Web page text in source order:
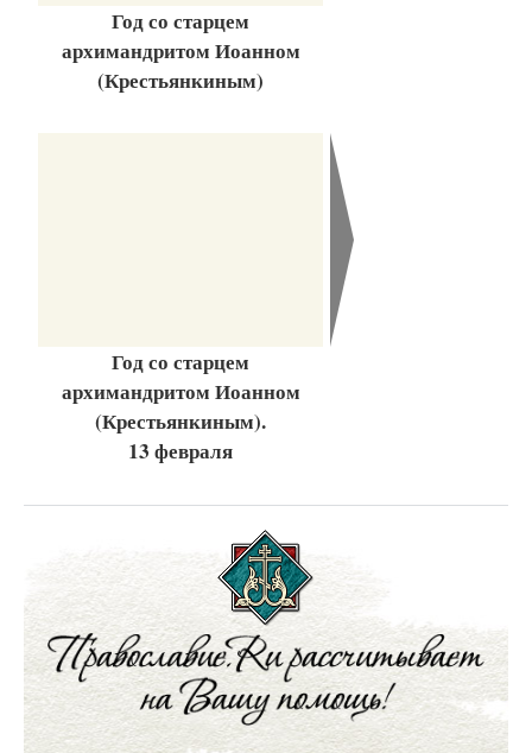
Год со старцем
архимандритом Иоанном
(Крестьянкиным)
Год со старцем
архимандритом Иоанном
(Крестьянкиным).
13 февраля